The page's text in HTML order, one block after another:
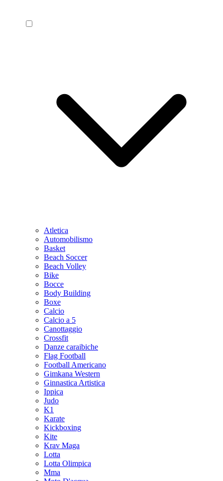
Atletica
Automobilismo
Basket
Beach Soccer
Beach Volley
Bike
Bocce
Body Building
Boxe
Calcio
Calcio a 5
Canottaggio
Crossfit
Danze caraibiche
Flag Football
Football Americano
Gimkana Western
Ginnastica Artistica
Ippica
Judo
K1
Karate
Kickboxing
Kite
Krav Maga
Lotta
Lotta Olimpica
Mma